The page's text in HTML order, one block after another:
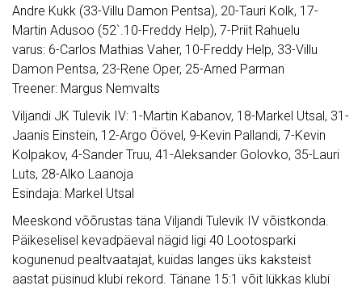
Andre Kukk (33-Villu Damon Pentsa), 20-Tauri Kolk, 17-
Martin Adusoo (52`.10-Freddy Help), 7-Priit Rahuelu
varus: 6-Carlos Mathias Vaher, 10-Freddy Help, 33-Villu
Damon Pentsa, 23-Rene Oper, 25-Arned Parman
Treener: Margus Nemvalts
Viljandi JK Tulevik IV: 1-Martin Kabanov, 18-Markel Utsal, 31-
Jaanis Einstein, 12-Argo Öövel, 9-Kevin Pallandi, 7-Kevin
Kolpakov, 4-Sander Truu, 41-Aleksander Golovko, 35-Lauri
Luts, 28-Alko Laanoja
Esindaja: Markel Utsal
Meeskond võõrustas täna Viljandi Tulevik IV võistkonda.
Päikeselisel kevadpäeval nägid ligi 40 Lootosparki
kogunenud pealtvaatajat, kuidas langes üks kaksteist
aastat püsinud klubi rekord. Tänane 15:1 võit lükkas klubi